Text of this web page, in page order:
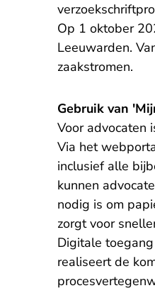
Op 1 oktober
Leeuwarden.
zaakstromen.
Gebruik van
Voor advocaten
Via het
inclusief alle
kunnen
nodig is om
zorgt voor
Digitale
realiseert de